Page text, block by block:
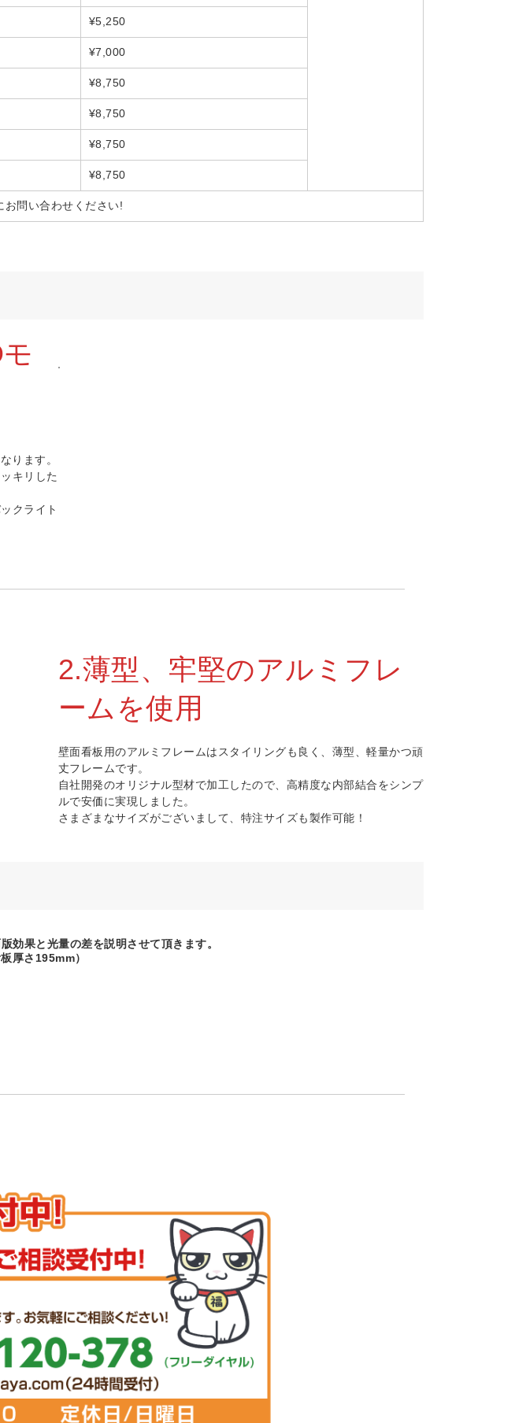
¥5,250
¥7,000
¥8,750
¥8,750
¥8,750
¥8,750
問い合わせください!
ります。
キリした
クライト
2.薄型、牢堅のアルミフレ
ームを使用
壁面看板用のアルミフレームはスタイリングも良く、薄型、軽量かつ頑
丈フレームです。
自社開発のオリジナル型材で加工したので、高精度な内部結合をシンプ
ルで安価に実現しました。
さまざまなサイズがございまして、特注サイズも製作可能！
効果と光量の差を説明させて頂きます。
厚さ195mm）